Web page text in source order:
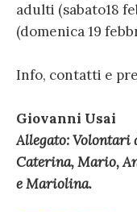
adulti (sabato18
(domenica 19
Info, contatti e
Giovanni Usai
Allegato: Volontari
Caterina, Mario,
e Mariolina.